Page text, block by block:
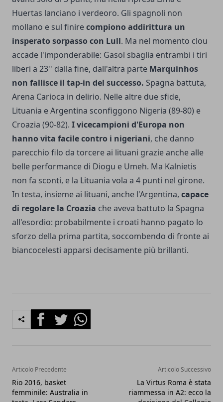
Huertas lanciano i verdeoro. Gli spagnoli non
mollano e sul finirecompiono addirittura un
insperato sorpasso con Lull. Ma nel momento clou
accade l'imponderabile: Gasol sbaglia entrambi i tiri
liberi a 23'' dalla fine, dall'altra parte Marquinhos
non fallisce il tap-in del successo. Spagna battuta,
Arena Carioca in delirio. Nelle altre due sfide,
Lituania e Argentina sconfiggono Nigeria (89-80) e
Croazia (90-82). I vicecampioni d'Europa non
hanno vita facile contro i nigeriani, che danno
parecchio filo da torcere ai lituani grazie anche alle
belle performance di Diogu e Umeh. Ma Kalnietis
non fa sconti, e la Lituania vola a 4 punti nel girone.
In testa, insieme ai lituani, anche l'Argentina, capace
di regolare la Croazia che aveva battuto la Spagna
all'esordio: probabilmente i croati hanno pagato lo
sforzo della prima partita, soccombendo di fronte ai
biancocelesti apparsi decisamente più brillanti.
FacebookTwitterWhatsapp
Articolo Precedente
Rio 2016, basket
femminile: Australia in
Articolo Successivo
La Virtus Roma è stata
riammessa in A2: ecco la